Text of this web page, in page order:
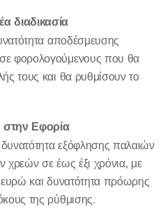
διαδικασία
αποδέσμευσης
φορολογούμενους που θα
τους και θα ρυθμίσουν το
Εφορία
δυνατότητα εξόφλησης παλαιών
χρεών σε έως έξι χρόνια, με
και δυνατότητα πρόωρης
της ρύθμισης.